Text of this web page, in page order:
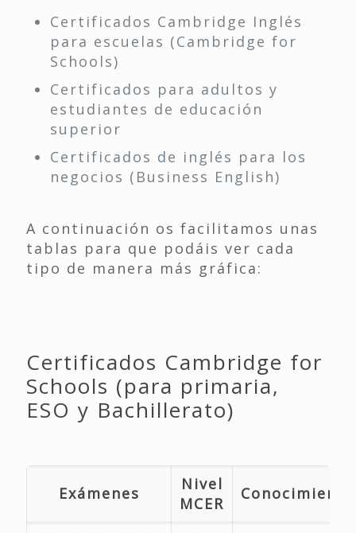
Certificados Cambridge Inglés
para escuelas (Cambridge for
Schools)
Certificados para adultos y
estudiantes de educación
superior
Certificados de inglés para los
negocios (Business English)
A continuación os facilitamos unas
tablas para que podáis ver cada
tipo de manera más gráfica:
Certificados Cambridge for
Schools (para primaria,
ESO y Bachillerato)
Exámenes
Nivel
MCER
Conocimiento